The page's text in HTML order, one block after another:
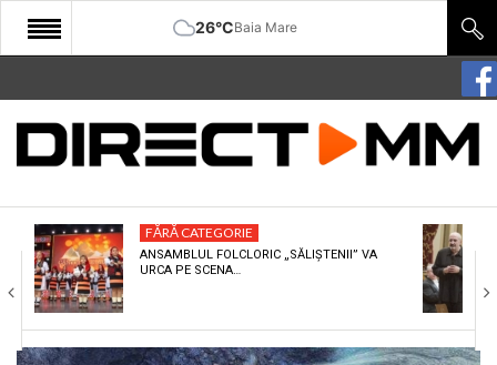
26°CBaia Mare
START
COMUNITATE
CULTURA
ECONOMIE
SANATATE
FĂRĂ CATEGORIE
ANSAMBLUL FOLCLORIC „SĂLIȘTENII” VA
URCA PE SCENA…